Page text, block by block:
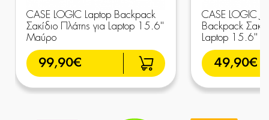
CASE LOGIC Laptop Backpack
Σακίδιο Πλάτης για Laptop 15.6''
Μαύρο
99,90€
CASE LOGIC
Backpack
Laptop 15.6''
49,90€